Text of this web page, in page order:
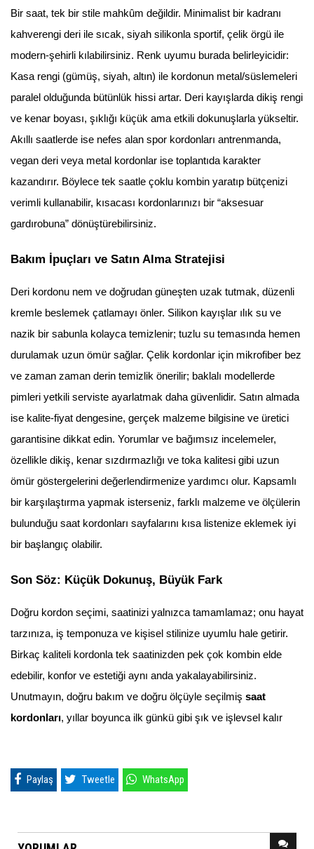
Bir saat, tek bir stile mahkûm değildir. Minimalist bir kadranı
kahverengi deri ile sıcak, siyah silikonla sportif, çelik örgü ile
modern-şehirli kılabilirsiniz. Renk uyumu burada belirleyicidir:
Kasa rengi (gümüş, siyah, altın) ile kordonun metal/süslemeleri
paralel olduğunda bütünlük hissi artar. Deri kayışlarda dikiş rengi
ve kenar boyası, şıklığı küçük ama etkili dokunuşlarla yükseltir.
Akıllı saatlerde ise nefes alan spor kordonları antrenmanda,
vegan deri veya metal kordonlar ise toplantıda karakter
kazandırır. Böylece tek saatle çoklu kombin yaratıp bütçenizi
verimli kullanabilir, kısacası kordonlarınızı bir “aksesuar
gardırobuna” dönüştürebilirsiniz.
Bakım İpuçları ve Satın Alma Stratejisi
Deri kordonu nem ve doğrudan güneşten uzak tutmak, düzenli
kremle beslemek çatlamayı önler. Silikon kayışlar ılık su ve
nazik bir sabunla kolayca temizlenir; tuzlu su temasında hemen
durulamak uzun ömür sağlar. Çelik kordonlar için mikrofiber bez
ve zaman zaman derin temizlik önerilir; baklalı modellerde
pimleri yetkili serviste ayarlatmak daha güvenlidir. Satın almada
ise kalite-fiyat dengesine, gerçek malzeme bilgisine ve üretici
garantisine dikkat edin. Yorumlar ve bağımsız incelemeler,
özellikle dikiş, kenar sızdırmazlığı ve toka kalitesi gibi uzun
ömür göstergelerini değerlendirmenize yardımcı olur. Kapsamlı
bir karşılaştırma yapmak isterseniz, farklı malzeme ve ölçülerin
bulunduğu saat kordonları sayfalarını kısa listenize eklemek iyi
bir başlangıç olabilir.
Son Söz: Küçük Dokunuş, Büyük Fark
Doğru kordon seçimi, saatinizi yalnızca tamamlamaz; onu hayat
tarzınıza, iş temponuza ve kişisel stilinize uyumlu hale getirir.
Birkaç kaliteli kordonla tek saatinizden pek çok kombin elde
edebilir, konfor ve estetiği aynı anda yakalayabilirsiniz.
Unutmayın, doğru bakım ve doğru ölçüyle seçilmiş saat
kordonları, yıllar boyunca ilk günkü gibi şık ve işlevsel kalır
Paylaş Tweetle WhatsApp